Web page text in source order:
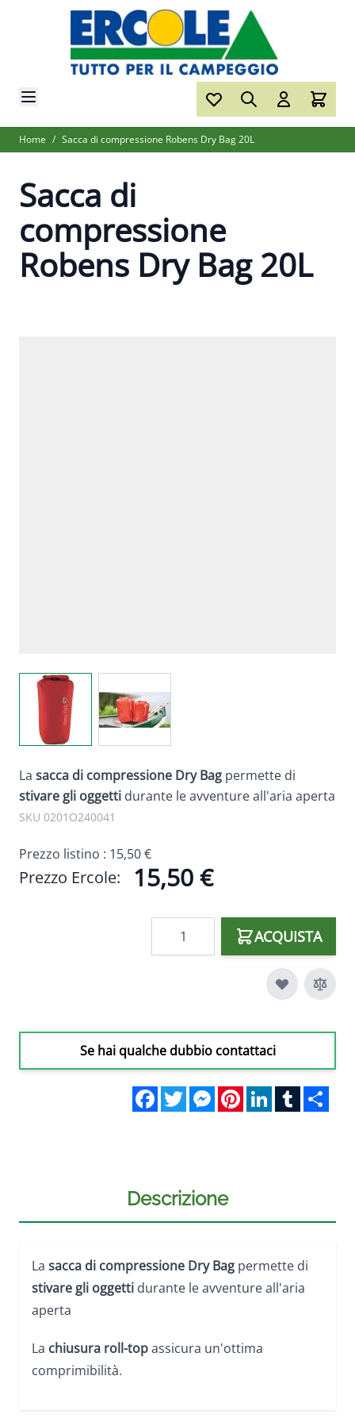
Salta al contenuto
Home / Sacca di compressione Robens Dry Bag 20L
Sacca di
compressione
Robens Dry Bag 20L
View larger image
La sacca di compressione Dry Bag permette di
stivare gli oggetti durante le avventure all'aria aperta
SKU 0201O240041
Prezzo listino : 15,50 €
Prezzo Ercole: 15,50 €
ACQUISTA
Se hai qualche dubbio contattaci
FacebookTwitterMessengerPinterestLinkedInTumblr
Descrizione
La sacca di compressione Dry Bag permette di
stivare gli oggetti durante le avventure all'aria
aperta
La chiusura roll-topassicura un'ottima
comprimibilità.